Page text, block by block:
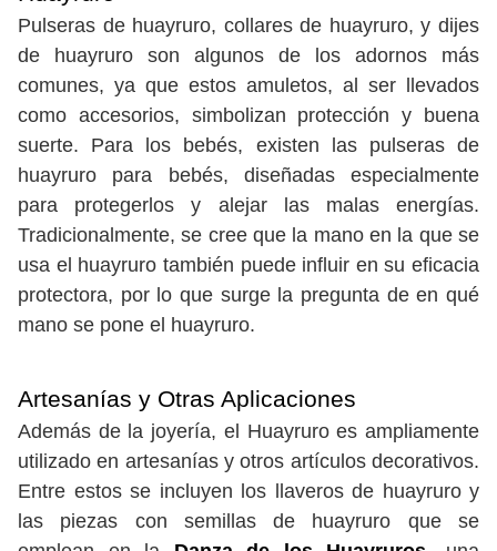
Pulseras de huayruro, collares de huayruro, y dijes
de huayruro son algunos de los adornos más
comunes, ya que estos amuletos, al ser llevados
como accesorios, simbolizan protección y buena
suerte. Para los bebés, existen las pulseras de
huayruro para bebés, diseñadas especialmente
para protegerlos y alejar las malas energías.
Tradicionalmente, se cree que la mano en la que se
usa el huayruro también puede influir en su eficacia
protectora, por lo que surge la pregunta de en qué
mano se pone el huayruro.
Artesanías y Otras Aplicaciones
Además de la joyería, el Huayruro es ampliamente
utilizado en artesanías y otros artículos decorativos.
Entre estos se incluyen los llaveros de huayruro y
las piezas con semillas de huayruro que se